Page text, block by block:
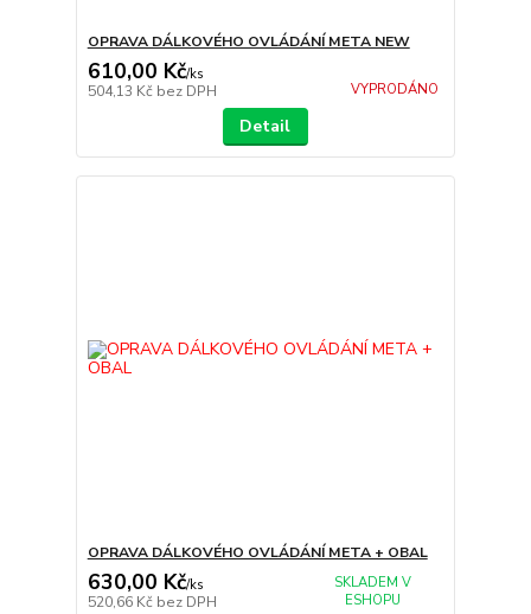
OPRAVA DÁLKOVÉHO OVLÁDÁNÍ META NEW
610,00 Kč/ks
504,13 Kč bez DPH VYPRODÁNO
Detail
OPRAVA DÁLKOVÉHO OVLÁDÁNÍ META + OBAL
630,00 Kč/ks
520,66 Kč bez DPH
SKLADEM V
ESHOPU